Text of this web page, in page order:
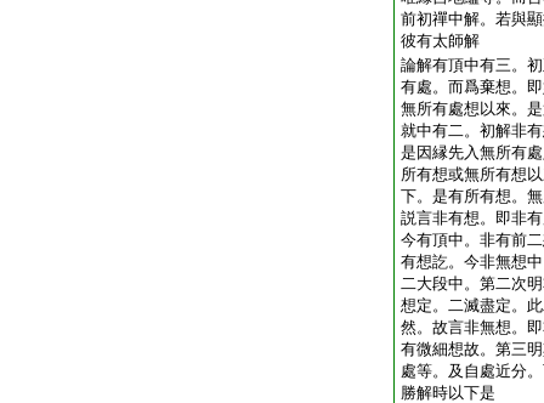
前初禪中解。若與
彼有太師解
論解有頂中有三。
有處。而爲棄想。
無所有處想以來。
就中有二。初解非
是因縁先入無所有
所有想或無所有想
下。是有所有想。
説言非有想。即非
今有頂中。非有前
有想訖。今非無想
二大段中。第二次
想定。二滅盡定。
然。故言非無想。
有微細想故。第三
處等。及自處近分
勝解時以下是